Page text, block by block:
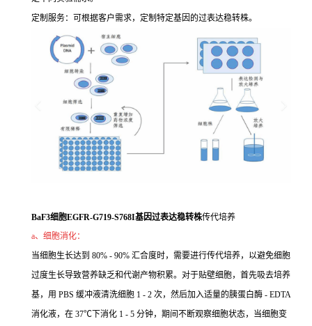
定制服务：可根据客户需求，定制特定基因的过表达稳转株。
BaF3细胞EGFR-G719-S768I基因过表达稳转株传代培养
a、细胞消化：
当细胞生长达到 80% - 90% 汇合度时，需要进行传代培养，以避免细胞
过度生长导致营养缺乏和代谢产物积累。对于贴壁细胞，首先吸去培养
基，用 PBS 缓冲液清洗细胞 1 - 2 次，然后加入适量的胰蛋白酶 - EDTA
消化液，在 37℃下消化 1 - 5 分钟，期间不断观察细胞状态，当细胞变